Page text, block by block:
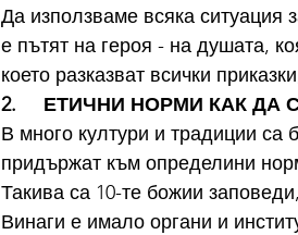
Да използваме всяка ситуация
е пътят на героя - на душата,
което разказват всички
2.     ЕТИЧНИ НОРМИ КАК
В много култури и традиции са
придържат към определини
Такива са 10-те божии
Винаги е имало органи и